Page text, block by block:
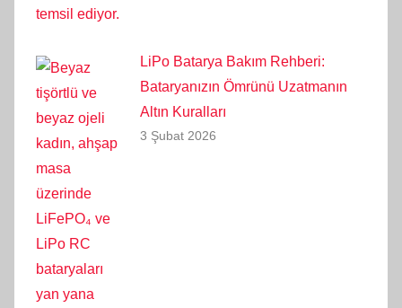
LiPo Batarya Bakım Rehberi:
Bataryanızın Ömrünü Uzatmanın
Altın Kuralları
3 Şubat 2026